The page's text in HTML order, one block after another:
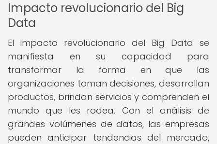
Impacto revolucionario del Big
Data
El impacto revolucionario del Big Data se
manifiesta en su capacidad para
transformar la forma en que las
organizaciones toman decisiones, desarrollan
productos, brindan servicios y comprenden el
mundo que les rodea. Con el análisis de
grandes volúmenes de datos, las empresas
pueden anticipar tendencias del mercado,